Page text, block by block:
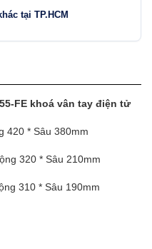
tại TP.HCM
FE khoá vân tay điện tử
420 * Sâu 380mm
320 * Sâu 210mm
310 * Sâu 190mm